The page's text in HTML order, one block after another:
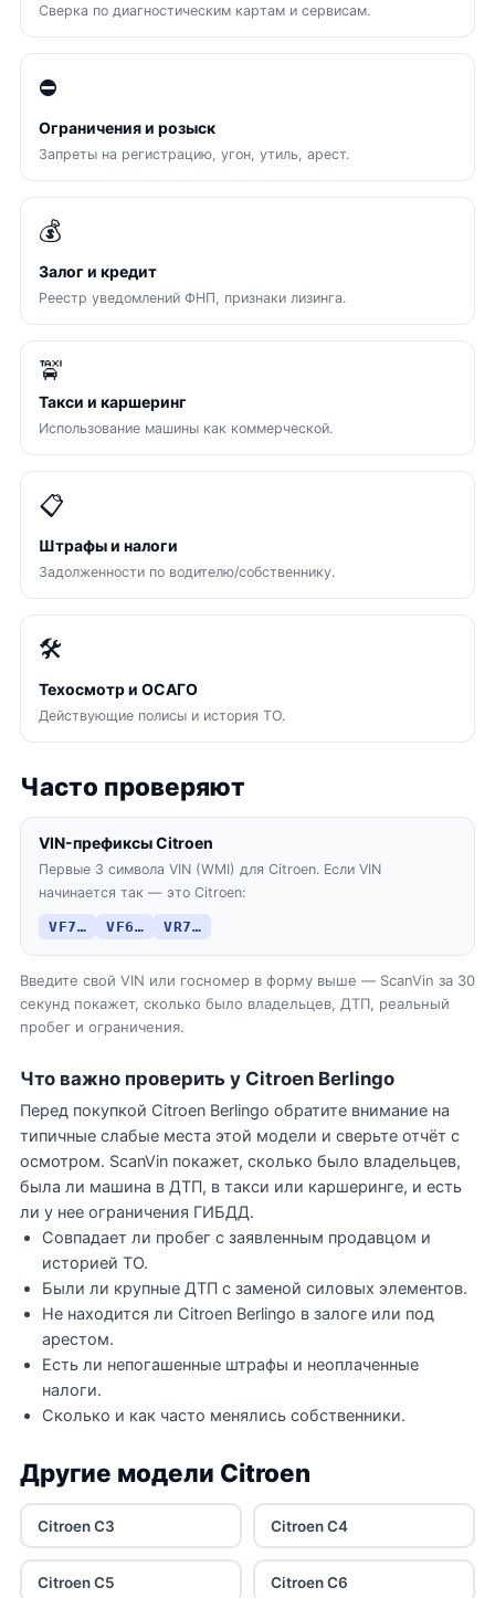
Сверка по диагностическим картам и сервисам.
⛔
Ограничения и розыск
Запреты на регистрацию, угон, утиль, арест.
💰
Залог и кредит
Реестр уведомлений ФНП, признаки лизинга.
🚖
Такси и каршеринг
Использование машины как коммерческой.
📋
Штрафы и налоги
Задолженности по водителю/собственнику.
🛠
Техосмотр и ОСАГО
Действующие полисы и история ТО.
Часто проверяют
VIN-префиксы Citroen
Первые 3 символа VIN (WMI) для Citroen. Если VIN
начинается так — это Citroen:
VF7… VF6… VR7…
Введите свой VIN или госномер в форму выше — ScanVin за 30
секунд покажет, сколько было владельцев, ДТП, реальный
пробег и ограничения.
Что важно проверить у Citroen Berlingo
Перед покупкой Citroen Berlingo обратите внимание на
типичные слабые места этой модели и сверьте отчёт с
осмотром. ScanVin покажет, сколько было владельцев,
была ли машина в ДТП, в такси или каршеринге, и есть
ли у нее ограничения ГИБДД.
Совпадает ли пробег с заявленным продавцом и
историей ТО.
Были ли крупные ДТП с заменой силовых элементов.
Не находится ли Citroen Berlingo в залоге или под
арестом.
Есть ли непогашенные штрафы и неоплаченные
налоги.
Сколько и как часто менялись собственники.
Другие модели Citroen
Citroen C3 Citroen C4
Citroen C5 Citroen C6